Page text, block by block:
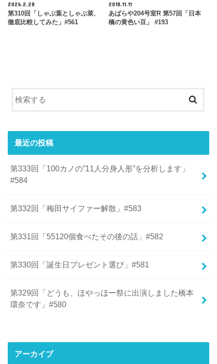
2026.2.28
第310回「しゃぶ葉としゃぶ菜、
徹底比較してみた」#561
2018.11.11
あばらや204号室R 第57回「日本
橋の黄色い豆」 #193
最近の投稿
第333回「100カノの”11人分身人形”を分析します」
#584
第332回「梅田サイファー解散」#583
第331回「55120個食べたその後の話」#582
第330回「誕生日プレゼント選び」#581
第329回「どうも、ほやっほー祭に出演しました橋本
環奈です」#580
アーカイブ